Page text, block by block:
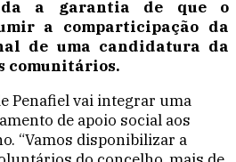
a garantia de que o
a comparticipação da
de uma candidatura da
comunitários.
Penafiel vai integrar uma
de apoio social aos
“Vamos disponibilizar a